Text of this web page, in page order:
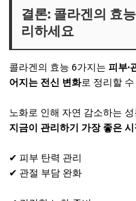
결론: 콜라겐의 효
리하세요
콜라겐의 효능 6가지는 피부·
어지는 전신 변화로 정리할
노화로 인해 자연 감소하는
지금이 관리하기 가장 좋은 시
✔ 피부 탄력 관리
✔ 관절 부담 완화